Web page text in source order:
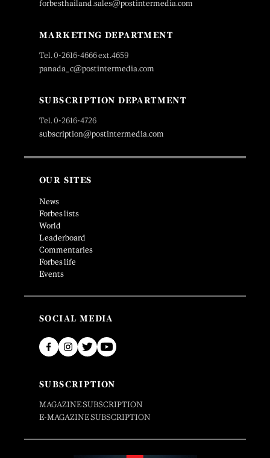
forbesthailand.sales@postintermedia.com
MARKETING DEPARTMENT
Tel. 0-2616-4666 ext.4659
panada_c@postintermedia.com
SUBSCRIPTION DEPARTMENT
Tel. 0-2616-4726
subscription@postintermedia.com
OUR SITES
News
Forbes lists
World
Leaderboard
Commentaries
Forbes life
Events
SOCIAL MEDIA
SUBSCRIPTION
MAGAZINE SUBSCRIPTION
E-MAGAZINE SUBSCRIPTION